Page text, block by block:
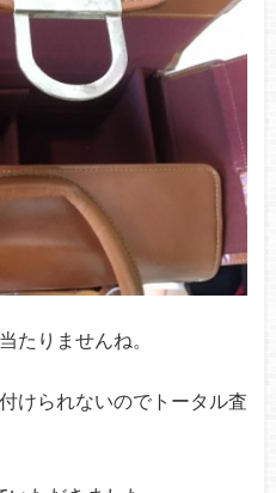
たりませんね。
けられないのでトータル査